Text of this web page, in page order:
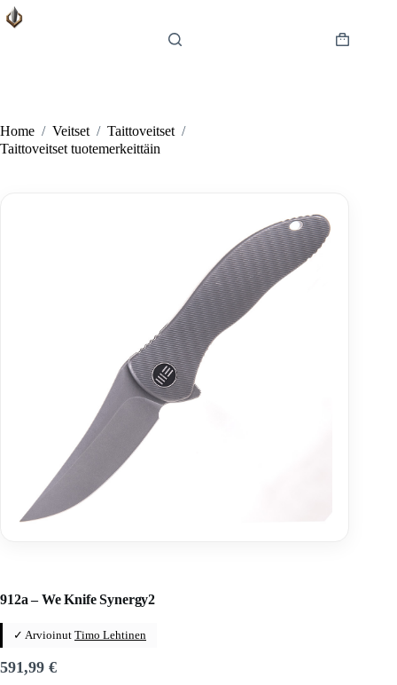
Skip
to
Shopping
Home / Veitset / Taittoveitset /
Taittoveitset tuotemerkeittäin
912a – We Knife Synergy2
✓ Arvioinut Timo Lehtinen
591,99 €